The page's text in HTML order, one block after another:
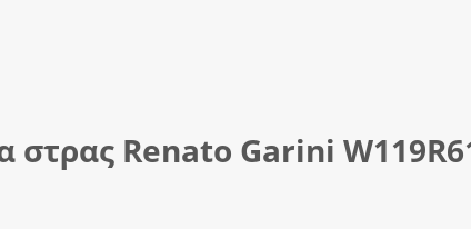
στρας Renato Garini